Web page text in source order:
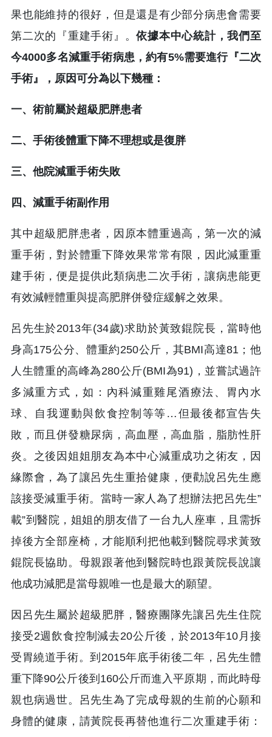
果也能維持的很好，但是還是有少部分病患會需要
第二次的『重建手術』。依據本中心統計，我們至
今4000多名減重手術病患，約有5%需要進行『二次
手術』，原因可分為以下幾種：
一、術前屬於超級肥胖患者
二、手術後體重下降不理想或是復胖
三、他院減重手術失敗
四、減重手術副作用
其中超級肥胖患者，因原本體重過高，第一次的減
重手術，對於體重下降效果常常有限，因此減重重
建手術，便是提供此類病患二次手術，讓病患能更
有效減輕體重與提高肥胖併發症緩解之效果。
呂先生於2013年(34歲)求助於黃致錕院長，當時他
身高175公分、體重約250公斤，其BMI高達81；他
人生體重的高峰為280公斤(BMI為91)，並嘗試過許
多減重方式，如：內科減重雞尾酒療法、胃內水
球、自我運動與飲食控制等等…但最後都宣告失
敗，而且併發糖尿病，高血壓，高血脂，脂肪性肝
炎。之後因姐姐朋友為本中心減重成功之術友，因
緣際會，為了讓呂先生重拾健康，便勸說呂先生應
該接受減重手術。當時一家人為了想辦法把呂先生”
載”到醫院，姐姐的朋友借了一台九人座車，且需拆
掉後方全部座椅，才能順利把他載到醫院尋求黃致
錕院長協助。母親跟著他到醫院時也跟黃院長說讓
他成功減肥是當母親唯一也是最大的願望。
因呂先生屬於超級肥胖，醫療團隊先讓呂先生住院
接受2週飲食控制減去20公斤後，於2013年10月接
受胃繞道手術。到2015年底手術後二年，呂先生體
重下降90公斤後到160公斤而進入平原期，而此時母
親也病過世。呂先生為了完成母親的生前的心願和
身體的健康，請黃院長再替他進行二次重建手術：